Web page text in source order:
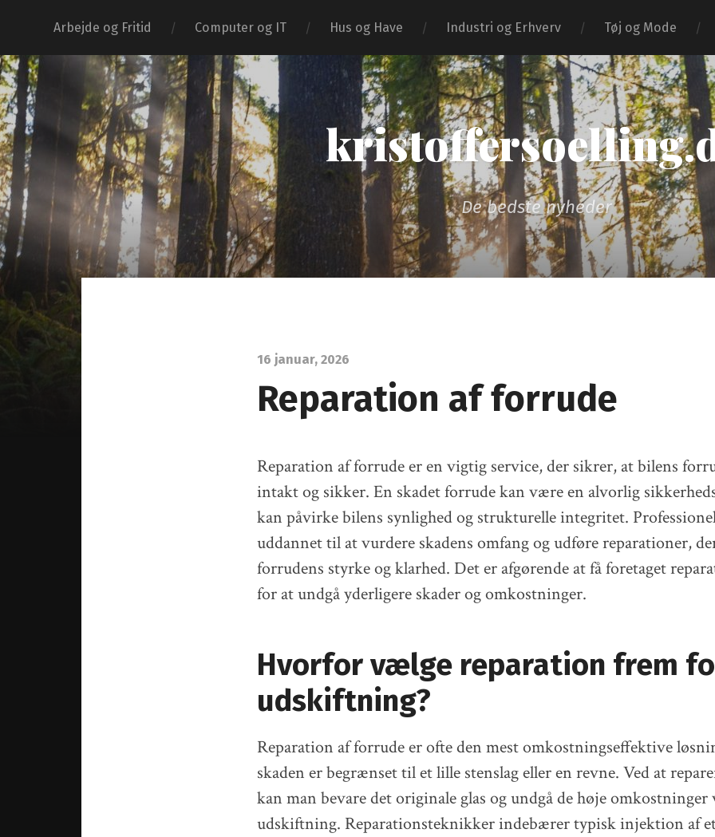
Arbejde og Fritid Computer og IT Hus og Have Industri og Erhverv Tøj og Mode
De bedste nyheder
16 januar, 2026
Reparation af forrude
Reparation af forrude er en vigtig service, der sikrer, at bilens
intakt og sikker. En skadet forrude kan være en alvorlig
kan påvirke bilens synlighed og strukturelle integritet.
uddannet til at vurdere skadens omfang og udføre reparationer,
forrudens styrke og klarhed. Det er afgørende at få foretaget
for at undgå yderligere skader og omkostninger.
Hvorfor vælge reparation frem
udskiftning?
Reparation af forrude er ofte den mest omkostningseffektive
skaden er begrænset til et lille stenslag eller en revne. Ved at
kan man bevare det originale glas og undgå de høje omkostninger
udskiftning. Reparationsteknikker indebærer typisk injektion af